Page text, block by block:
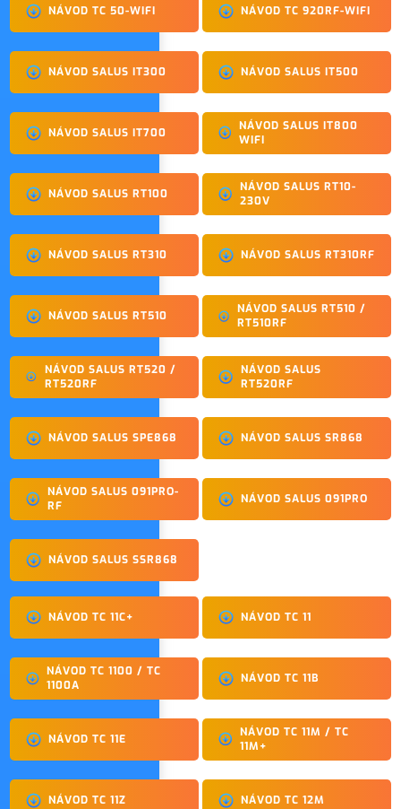
NÁVOD TC 50-WIFI NÁVOD TC 920RF-WIFI
NÁVOD SALUS IT300 NÁVOD SALUS IT500
NÁVOD SALUS IT700
NÁVOD SALUS IT800
WIFI
NÁVOD SALUS RT100
NÁVOD SALUS RT10-
230V
NÁVOD SALUS RT310 NÁVOD SALUS RT310RF
NÁVOD SALUS RT510
NÁVOD SALUS RT510 /
RT510RF
NÁVOD SALUS RT520 /
RT520RF
NÁVOD SALUS
RT520RF
NÁVOD SALUS SPE868 NÁVOD SALUS SR868
NÁVOD SALUS 091PRO-
RF
NÁVOD SALUS 091PRO
NÁVOD SALUS SSR868
NÁVOD TC 11C+ NÁVOD TC 11
NÁVOD TC 1100 / TC
1100A
NÁVOD TC 11B
NÁVOD TC 11E
NÁVOD TC 11M / TC
11M+
NÁVOD TC 11Z NÁVOD TC 12M